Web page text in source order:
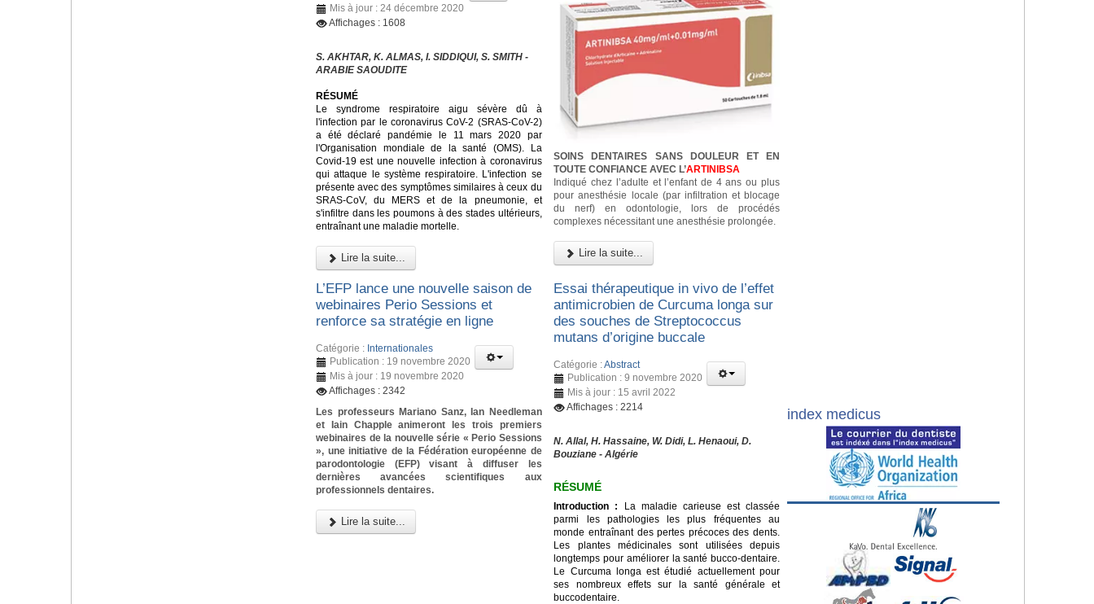
Mis à jour : 24 décembre 2020
Affichages : 1608
S. AKHTAR, K. ALMAS, I. SIDDIQUI, S. SMITH -
ARABIE SAOUDITE
RÉSUMÉ
Le syndrome respiratoire aigu sévère dû à
l'infection par le coronavirus CoV-2 (SRAS-CoV-2)
a été déclaré pandémie le 11 mars 2020 par
l'Organisation mondiale de la santé (OMS). La
Covid-19 est une nouvelle infection à coronavirus
qui attaque le système respiratoire. L'infection se
présente avec des symptômes similaires à ceux du
SRAS-CoV, du MERS et de la pneumonie, et
s'infiltre dans les poumons à des stades ultérieurs,
entraînant une maladie mortelle.
Lire la suite...
SOINS DENTAIRES SANS DOULEUR ET EN
TOUTE CONFIANCE AVEC L’ARTINIBSA
Indiqué chez l’adulte et l’enfant de 4 ans ou plus
pour anesthésie locale (par infiltration et blocage
du nerf) en odontologie, lors de procédés
complexes nécessitant une anesthésie prolongée.
Lire la suite...
L’EFP lance une nouvelle saison de
webinaires Perio Sessions et
renforce sa stratégie en ligne
Catégorie : Internationales
Publication : 19 novembre 2020
Mis à jour : 19 novembre 2020
Affichages : 2342
Les professeurs Mariano Sanz, Ian Needleman
et Iain Chapple animeront les trois premiers
webinaires de la nouvelle série « Perio Sessions
», une initiative de la Fédération européenne de
parodontologie (EFP) visant à diffuser les
dernières avancées scientifiques aux
professionnels dentaires.
Lire la suite...
Essai thérapeutique in vivo de l’effet
antimicrobien de Curcuma longa sur
des souches de Streptococcus
mutans d’origine buccale
Catégorie :Abstract
Publication : 9 novembre 2020
Mis à jour : 15 avril 2022
Affichages : 2214
N. Allal, H. Hassaine, W. Didi, L. Henaoui, D.
Bouziane - Algérie
RÉSUMÉ
Introduction :
La maladie carieuse est classée
parmi les pathologies les plus fréquentes au
monde entraînant des pertes précoces des dents.
Les plantes médicinales sont utilisées depuis
longtemps pour améliorer la santé bucco-dentaire.
Le Curcuma longa est étudié actuellement pour
ses nombreux effets sur la santé générale et
buccodentaire.
index medicus